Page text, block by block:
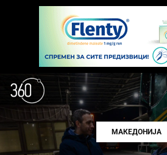
МАКЕДОНИЈА